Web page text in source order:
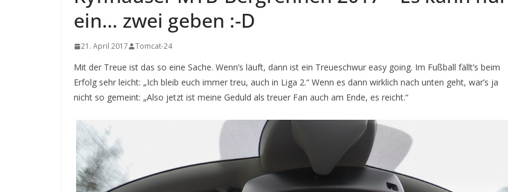
ein… zwei geben :-D
21. April 2017 Tomcat-24
Mit der Treue ist das so eine Sache. Wenn’s läuft, dann ist ein Treueschwur easy going. Im Fußball fällt’s beim
Erfolg sehr leicht: „Ich bleib euch immer treu, auch in Liga 2.“ Wenn es dann wirklich nach unten geht, war’s ja
nicht so gemeint: „Also jetzt ist meine Geduld als treuer Fan auch am Ende, es reicht.“